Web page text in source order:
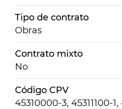
Tipo de contrato
Obras
Contrato mixto
No
Código CPV
45310000-3, 45311100-1,